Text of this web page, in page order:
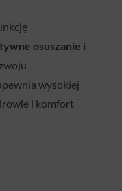
osuszanie i
wysokiej
i komfort